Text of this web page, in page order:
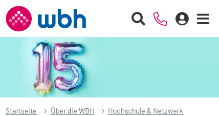
Startseite Über die WBH
Hochschule & Netzwerk